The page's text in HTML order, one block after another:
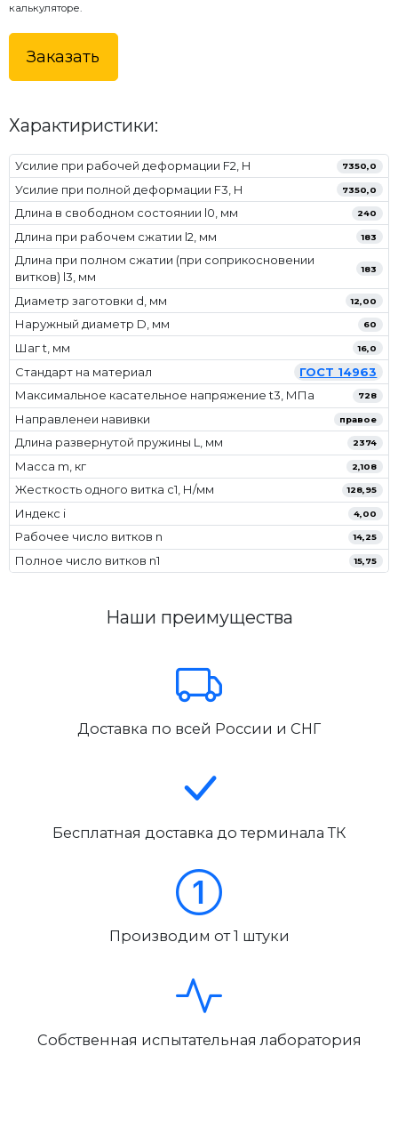
калькуляторе.
Заказать
Характиристики:
Усилие при рабочей деформации F2, Н 7350,0
Усилие при полной деформации F3, Н 7350,0
Длина в свободном состоянии l0, мм 240
Длина при рабочем сжатии l2, мм 183
Длина при полном сжатии (при соприкосновении
витков) l3, мм
183
Диаметр заготовки d, мм 12,00
Наружный диаметр D, мм 60
Шаг t, мм 16,0
Стандарт на материал
ГОСТ 14963
Максимальное касательное напряжение t3, МПа
728
Направленеи навивки правое
Длина развернутой пружины L, мм 2374
Масса m, кг 2,108
Жесткость одного витка c1, Н/мм 128,95
Индекс i 4,00
Рабочее число витков n 14,25
Полное число витков n1 15,75
Наши преимущества
Доставка по всей России и СНГ
Бесплатная доставка до терминала ТК
Производим от 1 штуки
Собственная испытательная лаборатория